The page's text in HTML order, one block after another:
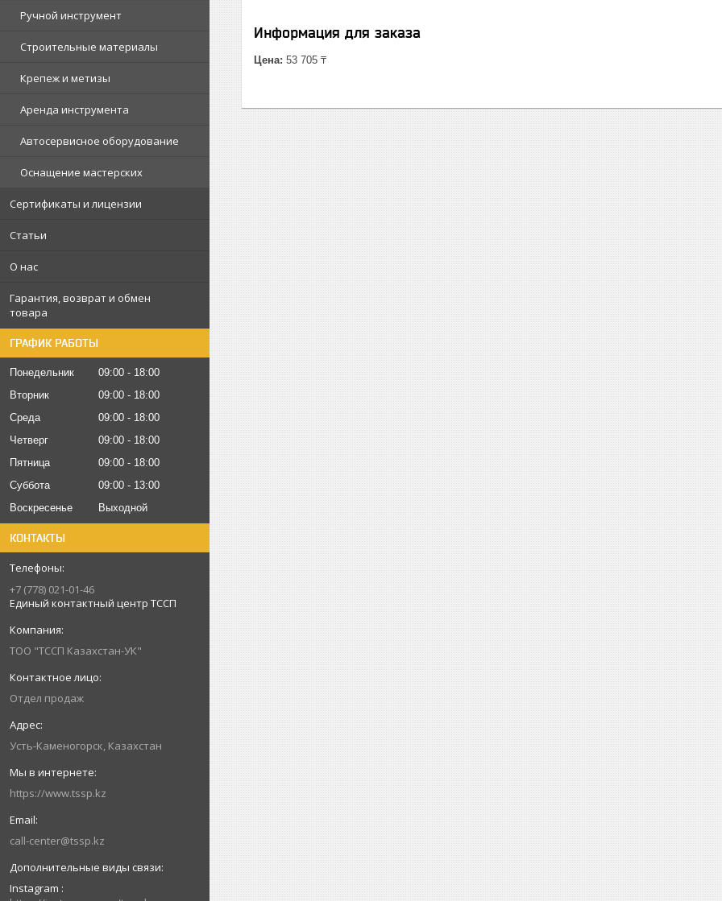
Ручной инструмент
Строительные материалы
Крепеж и метизы
Аренда инструмента
Автосервисное оборудование
Оснащение мастерских
Сертификаты и лицензии
Статьи
О нас
Гарантия, возврат и обмен
товара
ГРАФИК РАБОТЫ
Понедельник 09:00
18:00
Вторник
09:00
18:00
Среда
09:00
18:00
Четверг
09:00
18:00
Пятница
09:00
18:00
Суббота
09:00
13:00
Воскресенье
Выходной
КОНТАКТЫ
+7 (778) 021-01-46
Единый контактный центр ТССП
ТОО "ТССП Казахстан-УК"
Отдел продаж
Усть-Каменогорск, Казахстан
https://www.tssp.kz
call-center@tssp.kz
Instagram
Информация для заказа
Цена: 53 705 ₸